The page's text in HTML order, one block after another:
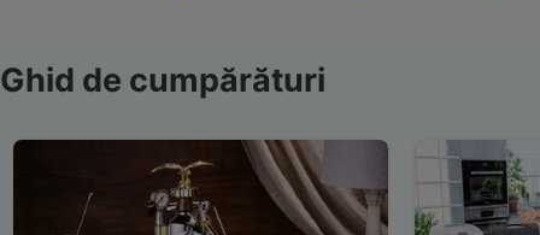
Ghid de cumpărături